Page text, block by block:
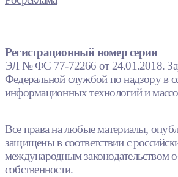
Регистрационный номер серии
ЭЛ № ФС 77-72266 от 24.01.2018.
Федеральной службой по надзору в
информационных технологий и
Все права на любые материалы,
защищены в соответствии с
международным законодательством
собственности.